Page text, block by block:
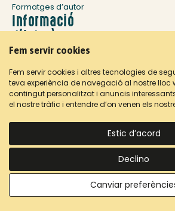
Fem servir cookies
Fem servir cookies i altres tecnologies de
teva experiència de navegació al nostre lloc
contingut personalitzat i anuncis
el nostre tràfic i entendre d’on venen els
Estic d’acord
Declino
Canviar
Formatges d’autor
Informació
d’interès
Història: fira mil·lenària
La Seu d’Urgell
Allotjament i restauració
Com arribar
©2026 Fira de Sant Ermengol – Tots els
Avís legal i privacitat